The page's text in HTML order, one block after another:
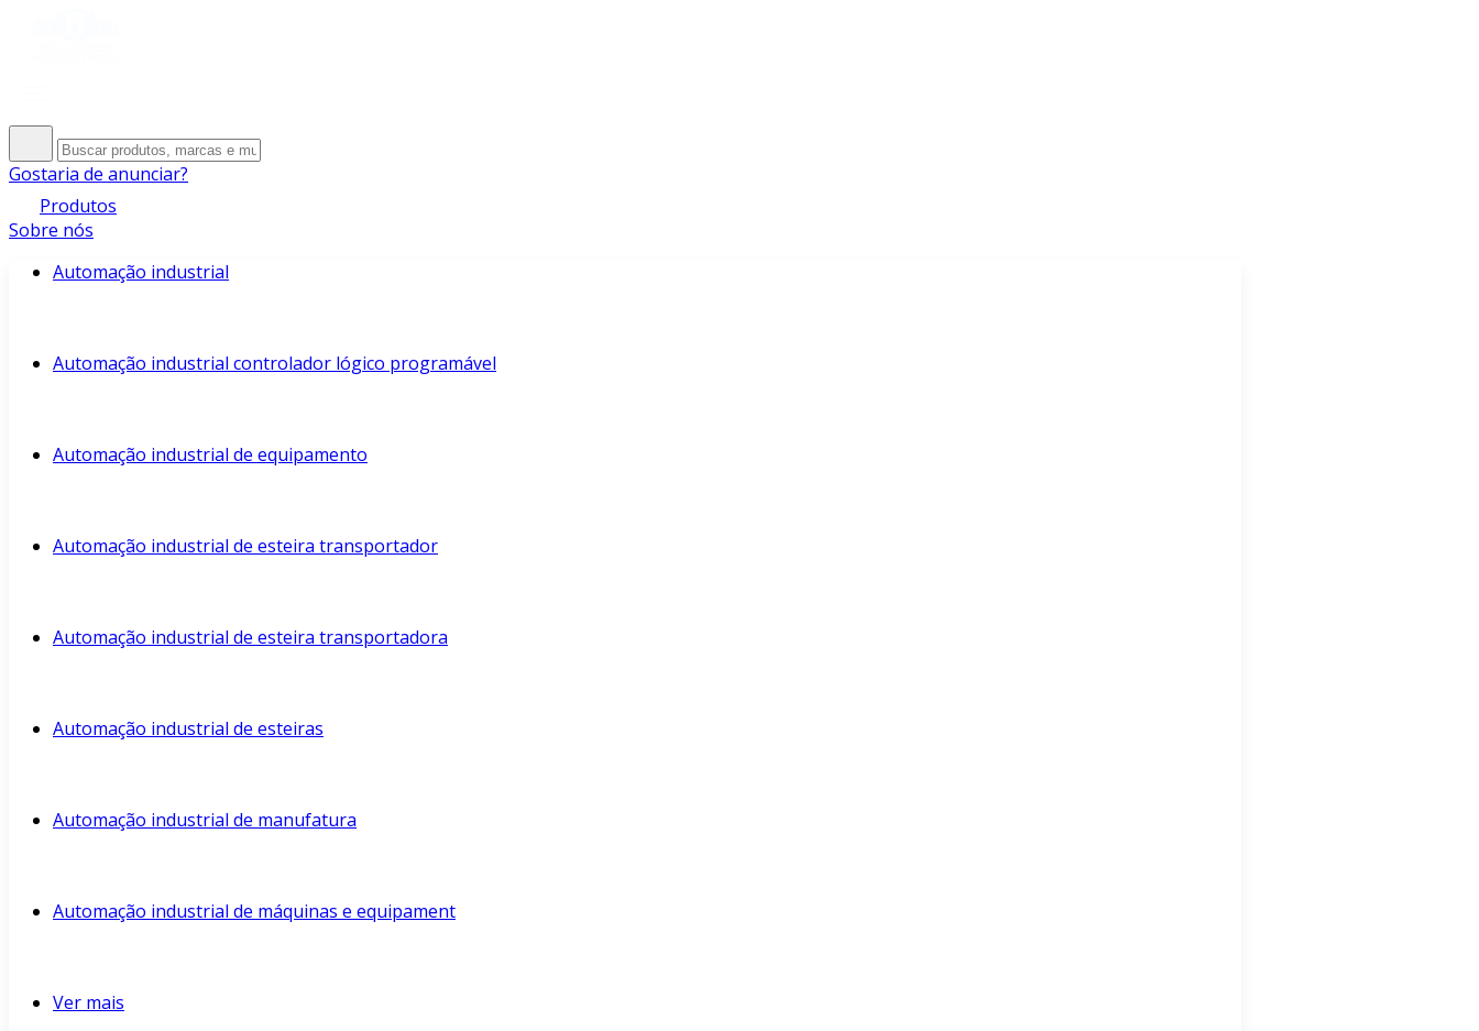
Gostaria de anunciar?
Produtos
Sobre nós
Automação industrial
Automação industrial controlador lógico programável
Automação industrial de equipamento
Automação industrial de esteira transportador
Automação industrial de esteira transportadora
Automação industrial de esteiras
Automação industrial de manufatura
Automação industrial de máquinas e equipament
Ver mais